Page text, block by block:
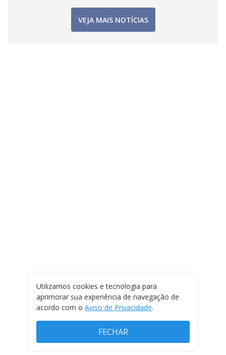
VEJA MAIS NOTÍCIAS
Utilizamos cookies e tecnologia para
aprimorar sua experiência de navegação de
acordo com o Aviso de Privacidade.
FECHAR